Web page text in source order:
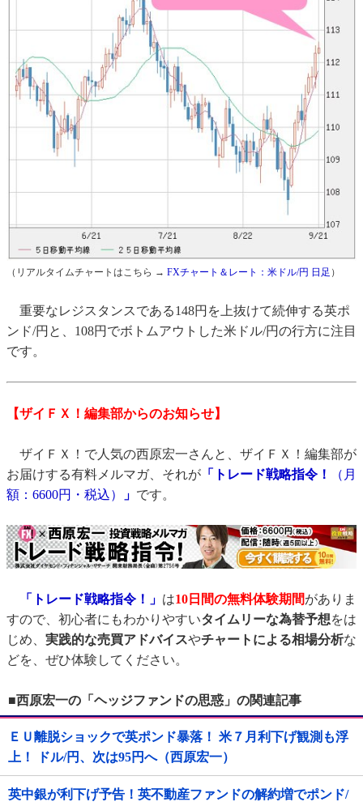
（リアルタイムチャートはこちら → FXチャート＆レート：米ドル/円 日足 ）
重要なレジスタンスである148円を上抜けて続伸する英ポ
ンド/円と、108円でボトムアウトした米ドル/円の行方に注目
です。
【ザイＦＸ！編集部からのお知らせ】
ザイＦＸ！で人気の西原宏一さんと、ザイＦＸ！編集部が
お届けする有料メルマガ、それが 「トレード戦略指令！
（月
額：6600円・税込）
」 です。
「トレード戦略指令！」 は10日間の無料体験期間がありま
すので、初心者にもわかりやすいタイムリーな為替予想をは
じめ、 実践的な売買アドバイスやチャートによる相場分析な
どを、ぜひ体験してください。
■西原宏一の「ヘッジファンドの思惑」の関連記事
ＥＵ離脱ショックで英ポンド暴落！ 米７月利下げ観測も浮
上！ ドル/円、次は95円へ（西原宏一）
英中銀が利下げ予告！英不動産ファンドの解約増でポンド/